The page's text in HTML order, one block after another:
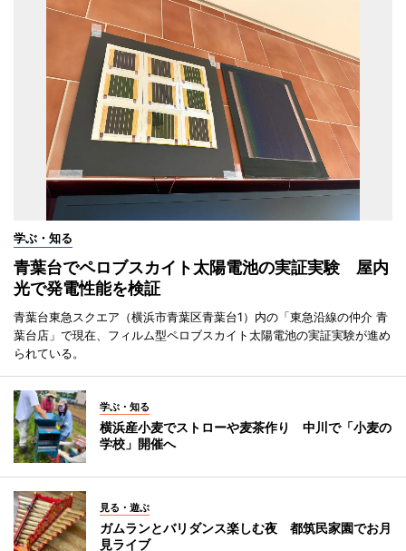
学ぶ・知る
青葉台でペロブスカイト太陽電池の実証実験 屋内
光で発電性能を検証
青葉台東急スクエア（横浜市青葉区青葉台1）内の「東急沿線の仲介 青
葉台店」で現在、フィルム型ペロブスカイト太陽電池の実証実験が進め
られている。
学ぶ・知る
横浜産小麦でストローや麦茶作り 中川で「小麦の
学校」開催へ
見る・遊ぶ
ガムランとバリダンス楽しむ夜 都筑民家園でお月
見ライブ